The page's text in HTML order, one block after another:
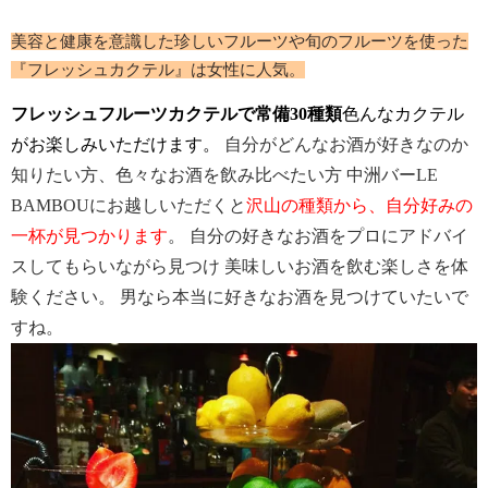
美容と健康を意識した珍しいフルーツや旬のフルーツを使った
『フレッシュカクテル』は女性に人気。
フレッシュフルーツカクテルで常備30種類色んなカクテル
がお楽しみいただけます。
自分がどんなお酒が好きなのか
知りたい方、色々なお酒を飲み比べたい方 中洲バーLE
BAMBOUにお越しいただくと沢山の種類から、自分好みの
一杯が見つかります。 自分の好きなお酒をプロにアドバイ
スしてもらいながら見つけ 美味しいお酒を飲む楽しさを体
験ください。 男なら本当に好きなお酒を見つけていたいで
すね。